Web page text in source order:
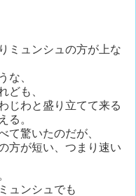
ミュンシュの方が上な
な、
ども、
じわと盛り立てて来る
る。
て驚いたのだが、
方が短い、つまり速い
ュンシュでも